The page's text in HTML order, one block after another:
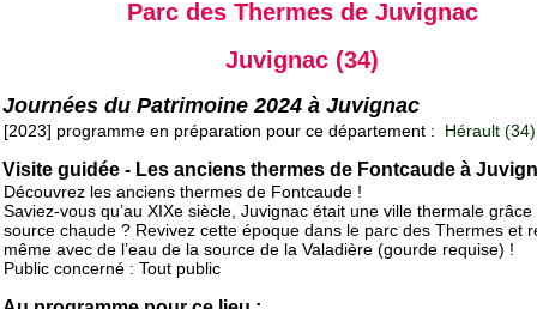
Parc des Thermes de Juvignac
Juvignac (34)
Journées du Patrimoine 2024 à Juvignac
[2023] programme en préparation pour ce département : Hérault (34)
Visite guidée - Les anciens thermes de Fontcaude à
Découvrez les anciens thermes de Fontcaude !
Saviez-vous qu’au XIXe siècle, Juvignac était une ville thermale grâce
source chaude ? Revivez cette époque dans le parc des Thermes et
même avec de l’eau de la source de la Valadière (gourde requise) !
Public concerné : Tout public